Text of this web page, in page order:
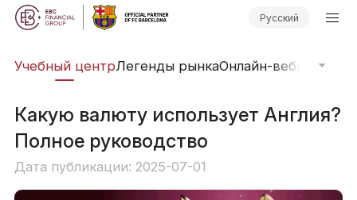
Русский
Учебный центрЛегенды рынкаОнлайн-вебинары
Какую валюту использует Англия?
Полное руководство
Дата публикации: 2025-07-01